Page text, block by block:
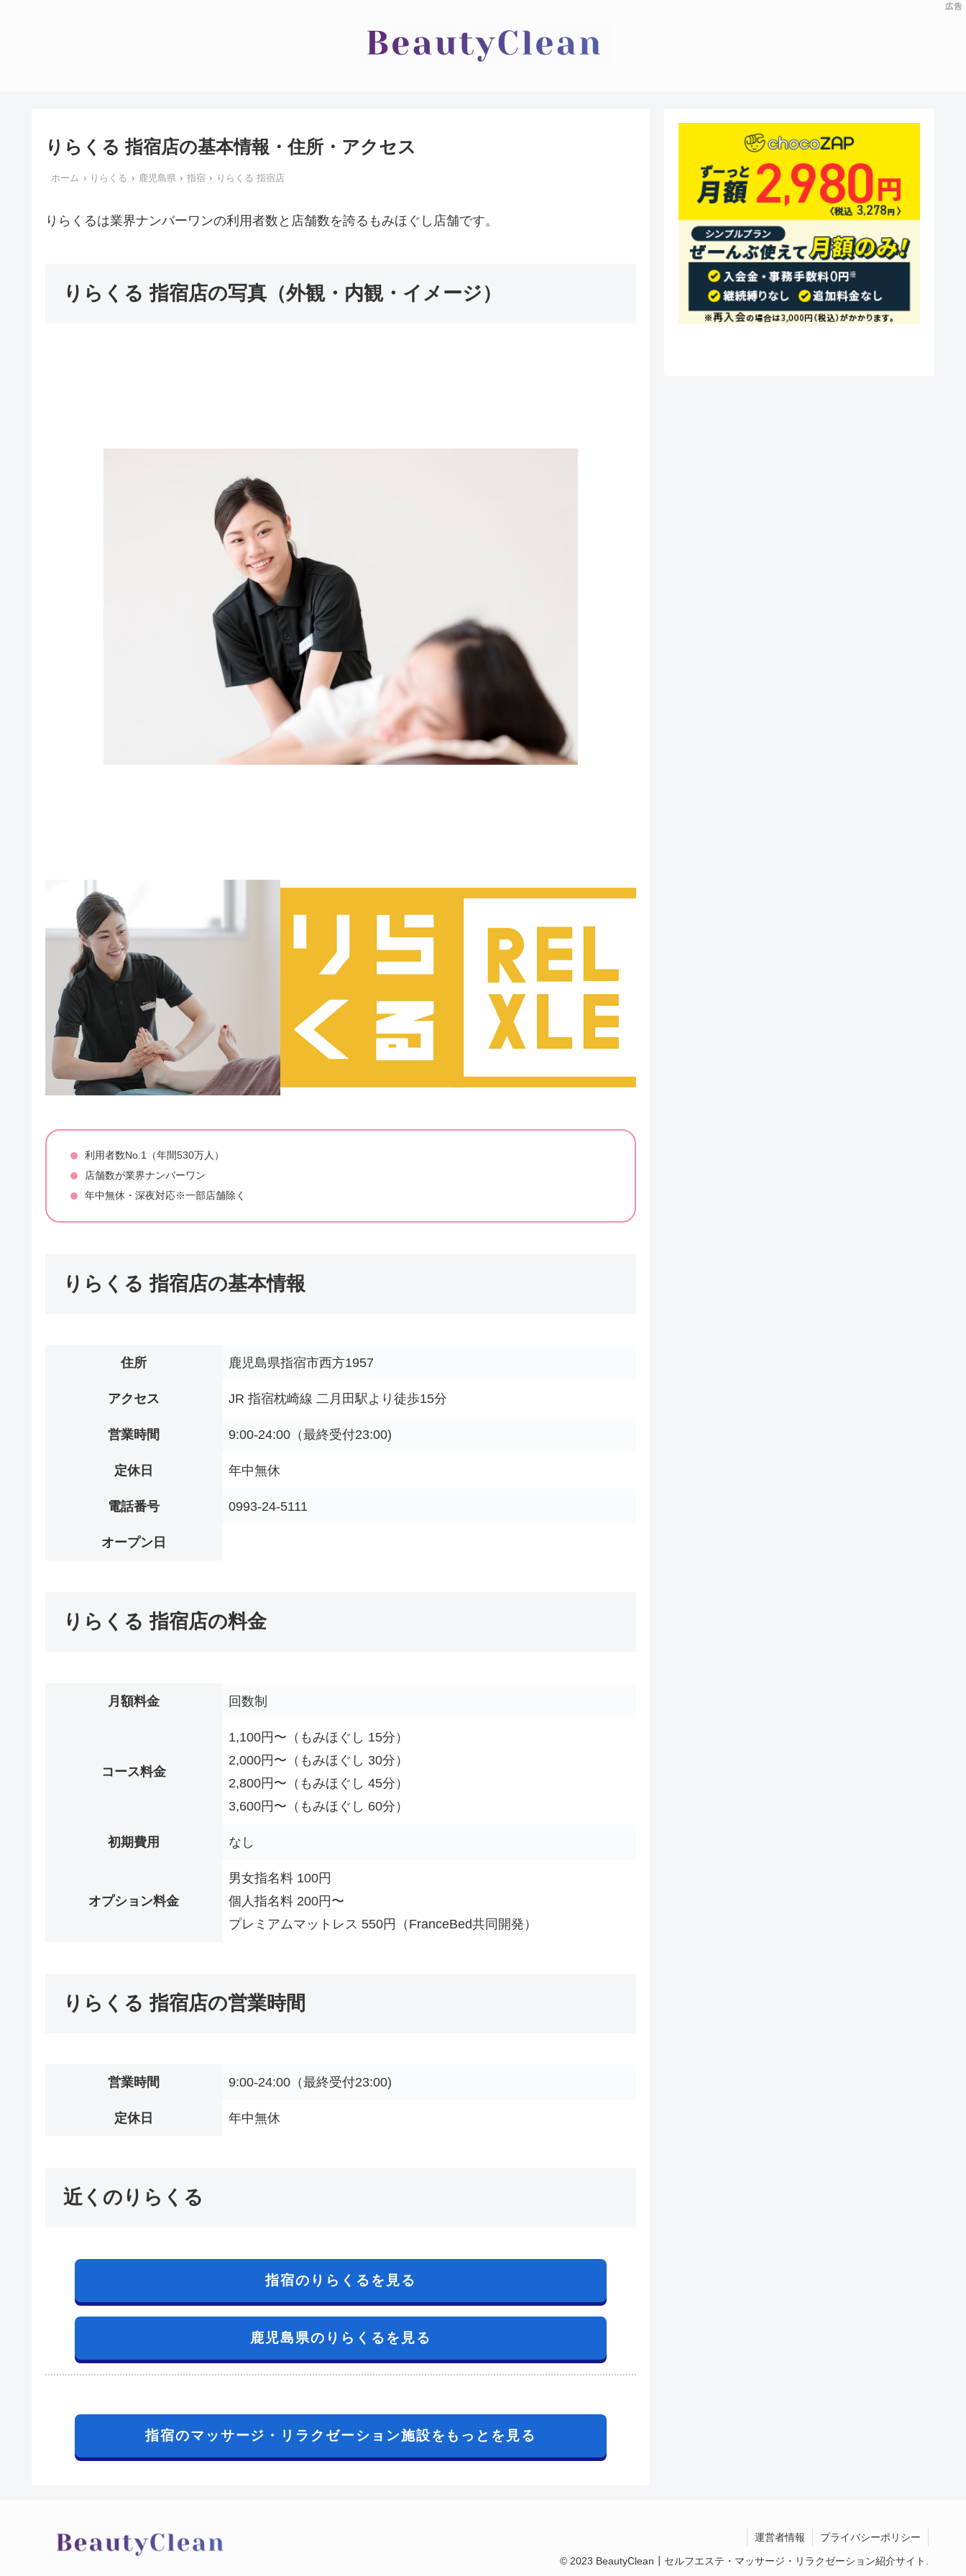
りらくる 指宿店の基本情報・住所・アクセス
ホーム りらくる 鹿児島県 指宿 りらくる 指宿店
りらくるは業界ナンバーワンの利用者数と店舗数を誇るもみほぐし店舗です。
りらくる 指宿店の写真（外観・内観・イメージ）
利用者数No.1（年間530万人）
店舗数が業界ナンバーワン
年中無休・深夜対応※一部店舗除く
りらくる 指宿店の基本情報
住所 鹿児島県指宿市西方1957
アクセス JR 指宿枕崎線 二月田駅より徒歩15分
営業時間 9:00-24:00（最終受付23:00)
定休日 年中無休
電話番号 0993-24-5111
オープン日
りらくる 指宿店の料金
月額料金 回数制
コース料金
1,100円〜（もみほぐし 15分）
2,000円〜（もみほぐし 30分）
2,800円〜（もみほぐし 45分）
3,600円〜（もみほぐし 60分）
初期費用 なし
オプション料金
男女指名料 100円
個人指名料 200円〜
プレミアムマットレス 550円（FranceBed共同開発）
りらくる 指宿店の営業時間
営業時間 9:00-24:00（最終受付23:00)
定休日 年中無休
近くのりらくる
指宿のりらくるを見る
鹿児島県のりらくるを見る
指宿のマッサージ・リラクゼーション施設をもっとを見る
運営者情報 プライバシーポリシー
© 2023 BeautyClean┃セルフエステ・マッサージ・リラクゼーション紹介サイト.